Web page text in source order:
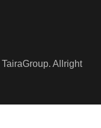
Allright